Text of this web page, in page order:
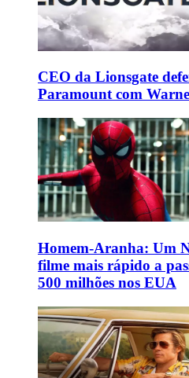
CEO da Lionsgate
Paramount com
Homem-Aranha: Um
filme mais rápido a
500 milhões nos EUA